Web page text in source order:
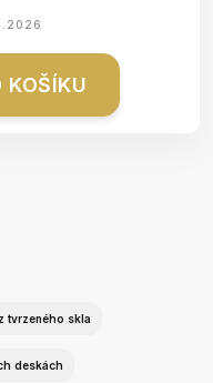
KOŠÍKU
tvrzeného skla
deskách